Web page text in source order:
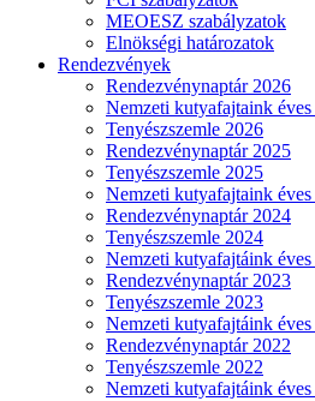
MEOESZ szabályzatok
Elnökségi határozatok
Rendezvények
Rendezvénynaptár 2026
Nemzeti kutyafajtaink
Tenyészszemle 2026
Rendezvénynaptár 2025
Tenyészszemle 2025
Nemzeti kutyafajtaink
Rendezvénynaptár 2024
Tenyészszemle 2024
Nemzeti kutyafajtáink
Rendezvénynaptár 2023
Tenyészszemle 2023
Nemzeti kutyafajtáink
Rendezvénynaptár 2022
Tenyészszemle 2022
Nemzeti kutyafajtáink